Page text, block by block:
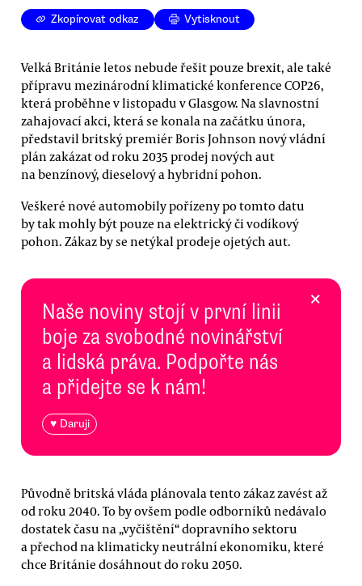
Zkopírovat odkaz Vytisknout
Velká Británie letos nebude řešit pouze brexit, ale také
přípravu mezinárodní klimatické konference COP26,
která proběhne v listopadu v Glasgow. Na slavnostní
zahajovací akci, která se konala na začátku února,
představil britský premiér Boris Johnson nový vládní
plán zakázat od roku 2035 prodej nových aut
na benzínový, dieselový a hybridní pohon.
Veškeré nové automobily pořízeny po tomto datu
by tak mohly být pouze na elektrický či vodíkový
pohon. Zákaz by se netýkal prodeje ojetých aut.
Naše noviny stojí v první linii
boje za svobodné novinářství
a lidská práva. Podpořte nás
a přidejte se k nám!
♥ Daruji
×
Původně britská vláda plánovala tento zákaz zavést až
od roku 2040. To by ovšem podle odborníků nedávalo
dostatek času na „vyčištění“ dopravního sektoru
a přechod na klimaticky neutrální ekonomiku, které
chce Británie dosáhnout do roku 2050.